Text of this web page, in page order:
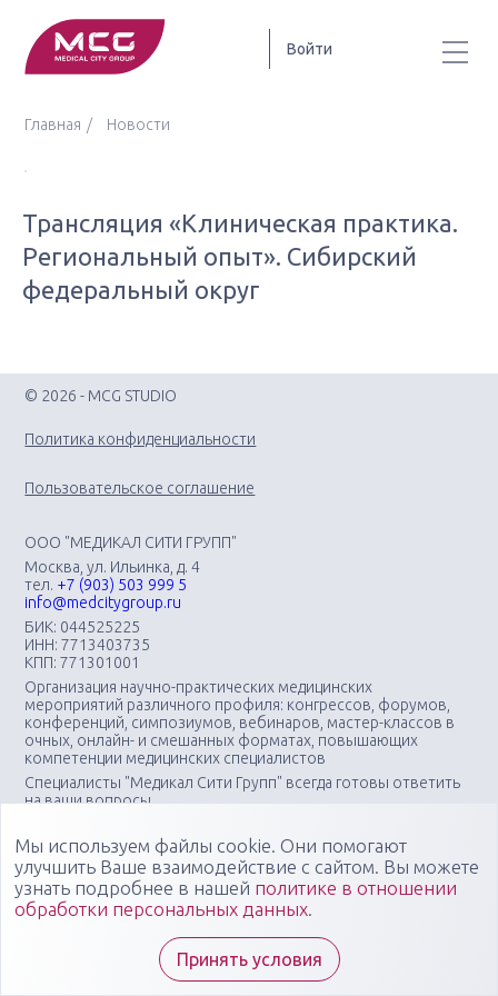
Войти
Главная Новости
Трансляция «Клиническая практика.
Региональный опыт». Сибирский
федеральный округ
© 2026 - MCG STUDIO
Политика конфиденциальности
Пользовательское соглашение
ООО "МЕДИКАЛ СИТИ ГРУПП"
Москва, ул. Ильинка, д. 4
тел. +7 (903) 503 999 5
info@medcitygroup.ru
БИК: 044525225
ИНН: 7713403735
КПП: 771301001
Организация научно-практических медицинских
мероприятий различного профиля: конгрессов, форумов,
конференций, симпозиумов, вебинаров, мастер-классов в
очных, онлайн- и смешанных форматах, повышающих
компетенции медицинских специалистов
Специалисты "Медикал Сити Групп" всегда готовы ответить
на ваши вопросы
Мы используем файлы cookie. Они помогают
улучшить Ваше взаимодействие с сайтом. Вы можете
узнать подробнее в нашей политике в отношении
обработки персональных данных.
Принять условия